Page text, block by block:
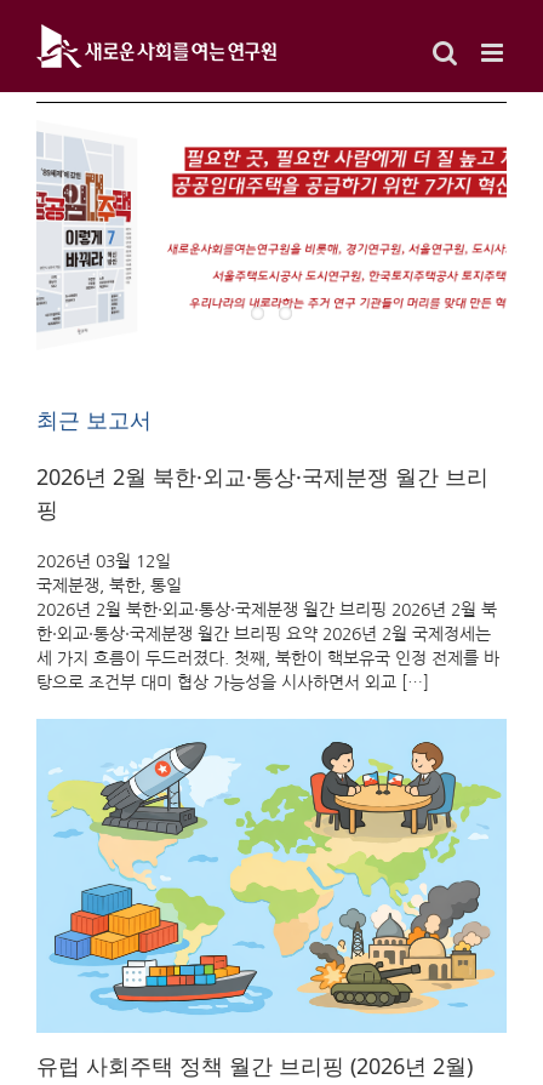
content
최근 보고서
2026년 2월 북한·외교·통상·국제분쟁 월간 브리
핑
2026년 03월 12일
국제분쟁
북한 통일
2026년 2월 북한·외교·통상·국제분쟁 월간 브리핑 2026년 2월 북
한·외교·통상·국제분쟁 월간 브리핑 요약 2026년 2월 국제정세는
세 가지 흐름이 두드러졌다. 첫째, 북한이 핵보유국 인정 전제를 바
탕으로 조건부 대미 협상 가능성을 시사하면서 외교 […]
유럽 사회주택 정책 월간 브리핑 (2026년 2월)